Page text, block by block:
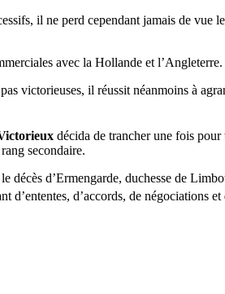
il ne perd cependant jamais de vue
avec la Hollande et l’Angleterre.
victorieuses, il réussit néanmoins à
décida de trancher une fois
secondaire.
décès d’Ermengarde, duchesse de
d’ententes, d’accords, de négociations